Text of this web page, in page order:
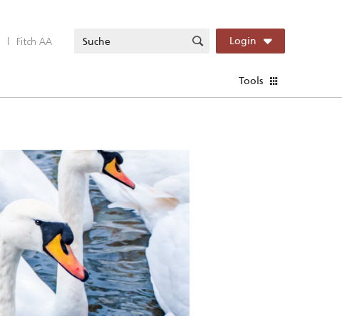
| Fitch AA Login
Tools